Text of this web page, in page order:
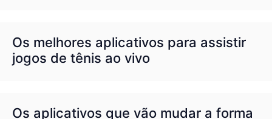
Os melhores aplicativos para assistir
jogos de tênis ao vivo
Os aplicativos que vão mudar a forma